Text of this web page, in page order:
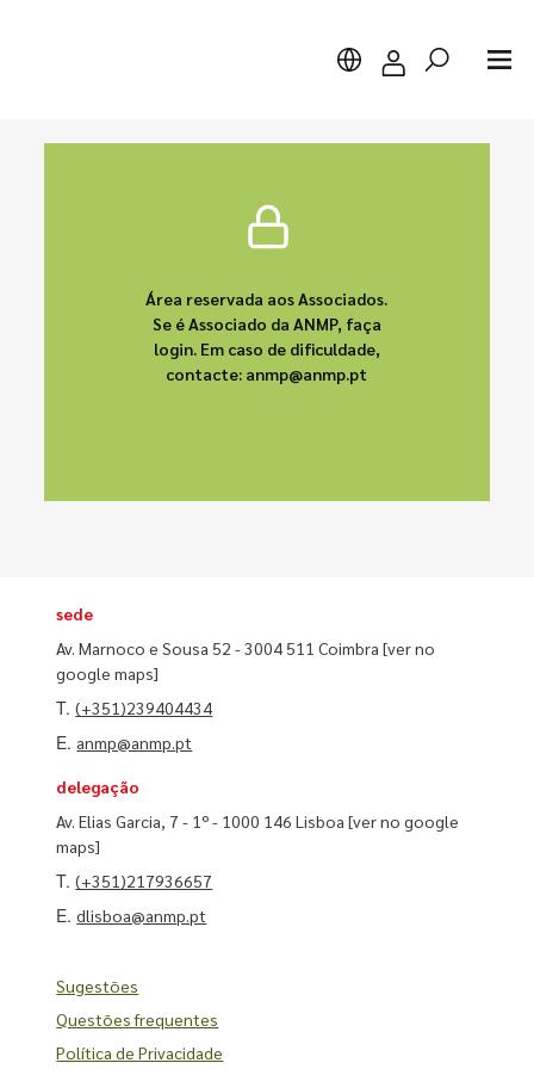
Área reservada aos Associados.
Se é Associado da ANMP, faça
login. Em caso de dificuldade,
contacte: anmp@anmp.pt
sede
Av. Marnoco e Sousa 52 - 3004 511 Coimbra[ver no
google maps]
T.(+351)239404434
E. anmp@anmp.pt
delegação
Av. Elias Garcia, 7 - 1º - 1000 146 Lisboa[ver no google
maps]
T.(+351)217936657
E.dlisboa@anmp.pt
Sugestões
Questões frequentes
Política de Privacidade